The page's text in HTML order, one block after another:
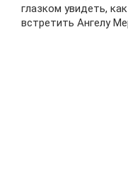
глазком увидеть,
встретить Ангелу